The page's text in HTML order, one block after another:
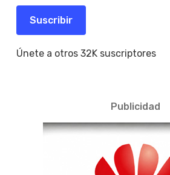
electrónico
Suscribir
Únete a otros 32K suscriptores
Publicidad